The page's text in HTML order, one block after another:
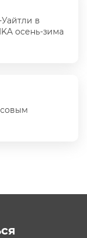
в
осень-зима